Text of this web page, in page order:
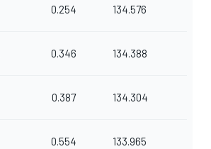
0.254 134.576
0.346 134.388
0.387 134.304
0.554 133.965